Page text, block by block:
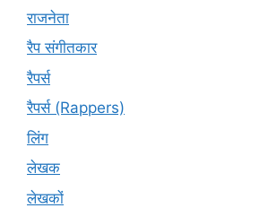
राजनेता
रैप संगीतकार
रैपर्स
रैपर्स (Rappers)
लिंग
लेखक
लेखकों